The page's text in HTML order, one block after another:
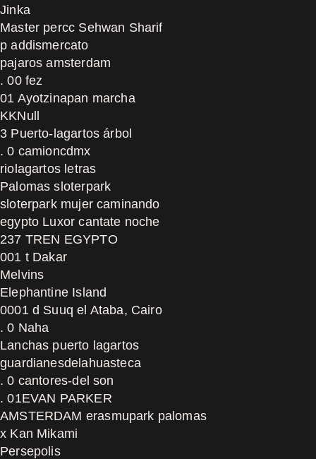
Jinka
Master percc Sehwan Sharif
p addismercato
pajaros amsterdam
. 00 fez
01 Ayotzinapan marcha
KKNull
3 Puerto-lagartos árbol
. 0 camioncdmx
riolagartos letras
Palomas sloterpark
sloterpark mujer caminando
egypto Luxor cantate noche
237 TREN EGYPTO
001 t Dakar
Melvins
Elephantine Island
0001 d Suuq el Ataba, Cairo
. 0 Naha
Lanchas puerto lagartos
guardianesdelahuasteca
. 0 cantores-del son
. 01EVAN PARKER
AMSTERDAM erasmupark palomas
x Kan Mikami
Persepolis